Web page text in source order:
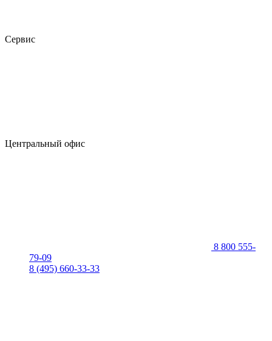
Сервис
Центральный офис
8 800 555-
79-09
8 (495) 660-33-33